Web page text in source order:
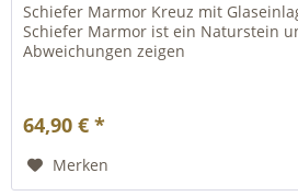
Schiefer Marmor Kreuz mit
Schiefer Marmor ist ein Naturstein
Abweichungen zeigen
64,90 € *
Merken